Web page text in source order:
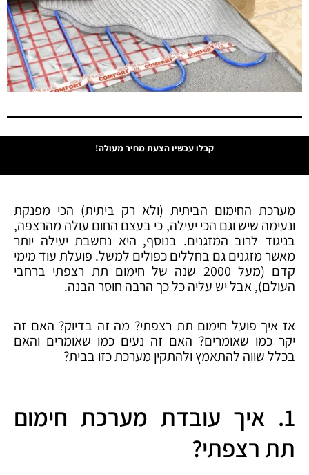
קבלו עכשיו הצעת מחיר מעולה!
מערכת החימום הביתית (ולא רק ביתית) הכי מפנקת
ונעימה שיש וגם הכי יעילה, כי בעצם החום עולה מהרצפה,
בניגוד לרוב המזגנים. בנוסף, היא נחשבת יעילה יותר
מאשר מזגנים גם בחללים כפולים למשל. פועלת עוד מימי
קדם (מעל 2000 שנה של חימום תת רצפתי ברחבי
העולם), אבל יש עליה כל כך הרבה חוסר הבנה.
אז איך פועל חימום תת רצפתי? מה זה בדיוק? האם זה
יקר כמו שאומרים? האם זה נעים כמו שאומרים והאם
בכלל שווה להתאמץ ולהתקין מערכת כזו בבית?
1. איך עובדת מערכת חימום
תת רצפתי?